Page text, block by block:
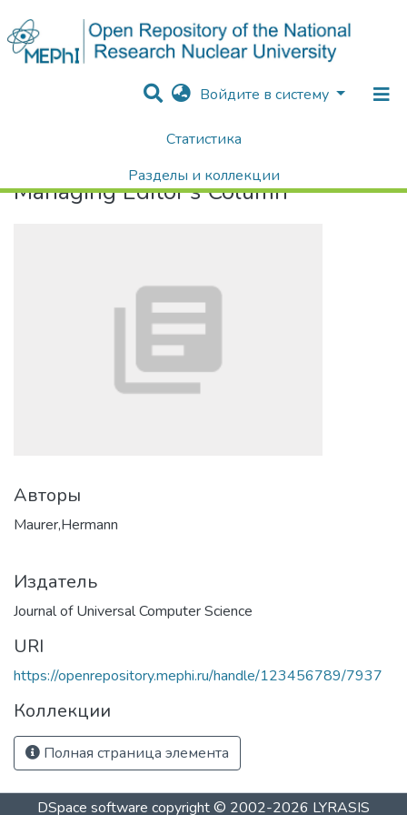
Войдите в систему
Статистика
Разделы и коллекции
Managing Editor's Column
Managing Editor's Column
Авторы
Maurer,Hermann
Издатель
Journal of Universal Computer Science
URI
https://openrepository.mephi.ru/handle/123456789/7937
Коллекции
Полная страница элемента
DSpace software copyright © 2002-2026 LYRASIS